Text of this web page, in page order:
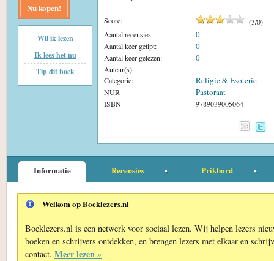
Nu kopen!
Wil ik lezen
Ik lees het nu
Tip dit boek
Score: (3/0)
Aantal recensies:
0
Aantal keer getipt: 0
Aantal keer gelezen: 0
Auteur(s):
Categorie:
Religie & Esoterie
NUR Pastoraat
ISBN 9789039005064
Informatie Recensies Prikbord
Welkom op Boeklezers.nl
Boeklezers.nl is een netwerk voor sociaal lezen. Wij helpen lezers
boeken en schrijvers ontdekken, en brengen lezers met elkaar en
contact. Meer lezen »